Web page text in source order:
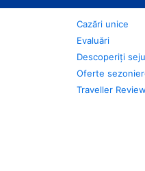
Cazări unice
Evaluări
Descoperiți
Oferte
Traveller